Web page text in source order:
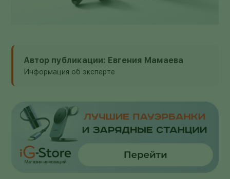
Автор публикации: Евгения Мамаева
Информация об эксперте